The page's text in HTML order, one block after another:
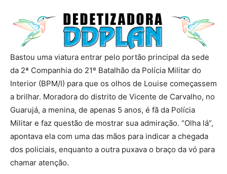
Bastou uma viatura entrar pelo portão principal da sede
da 2ª Companhia do 21º Batalhão da Polícia Militar do
Interior (BPM/I) para que os olhos de Louise começassem
a brilhar. Moradora do distrito de Vicente de Carvalho, no
Guarujá, a menina, de apenas 5 anos, é fã da Polícia
Militar e faz questão de mostrar sua admiração. “Olha lá”,
apontava ela com uma das mãos para indicar a chegada
dos policiais, enquanto a outra puxava o braço da vó para
chamar atenção.